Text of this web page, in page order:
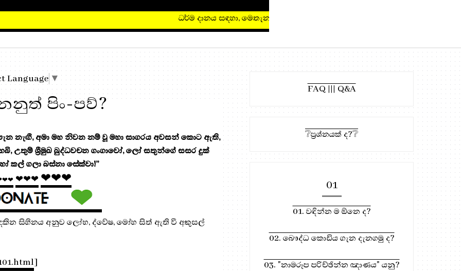
ධර්ම දානය සඳහා, මෙතැන ඔබන්න!
Language ▼
පිං-පව්?
නැඟී, අමා මහ නිවන නම් වූ මහා සාගරය අවසන් කොට ඇති,
උතුම් ශ්‍රීමුඛ බුද්ධවචන ගංගාවෝ, ලෝ සතුන්ගේ සසර දුක්
කල් ගලා බස්නා සේක්වා!”
❤❤❤ ❤❤❤
සිහිනය අනුව ලෝභ, ද්වේෂ, මෝහ සිත් ඇති වී අකුසල්
]
FAQ ||| Q&A
❔ප්‍රශ්නයක් ද?❔
01
01. වඳින්න ම ඕනෙ ද?
02. බෞද්ධ කොඩිය ගැන දැනගමු ද?
03. "නාමරූප පරිච්ඡින්න ඤාණය" යනු?